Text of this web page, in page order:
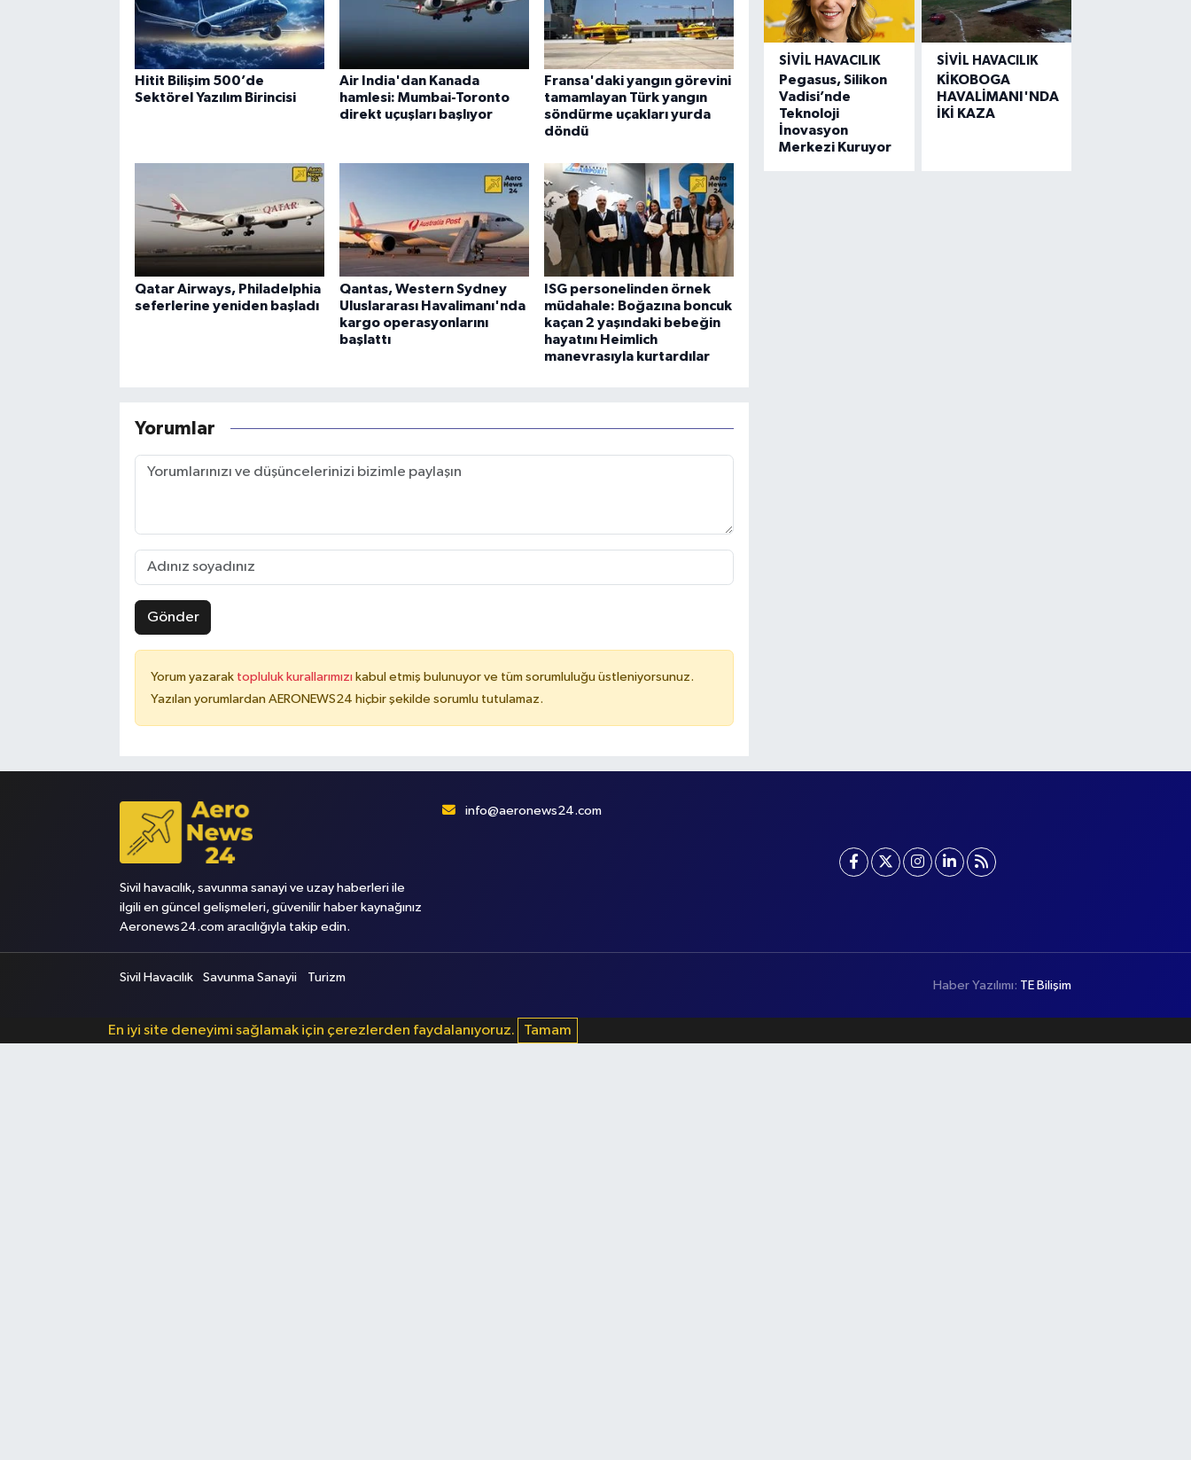
Hitit Bilişim 500’de
Sektörel Yazılım Birincisi
Air India'dan Kanada
hamlesi: Mumbai-Toronto
direkt uçuşları başlıyor
Fransa'daki yangın görevini
tamamlayan Türk yangın
söndürme uçakları yurda
döndü
Qatar Airways, Philadelphia
seferlerine yeniden başladı
Qantas, Western Sydney
Uluslararası Havalimanı'nda
kargo operasyonlarını
başlattı
ISG personelinden örnek
müdahale: Boğazına boncuk
kaçan 2 yaşındaki bebeğin
hayatını Heimlich
manevrasıyla kurtardılar
Yorumlar
Gönder
Yorum yazarak topluluk kurallarımızı kabul etmiş bulunuyor ve tüm sorumluluğu üstleniyorsunuz.
Yazılan yorumlardan AERONEWS24 hiçbir şekilde sorumlu tutulamaz.
SIVIL HAVACILIK
Pegasus, Silikon
Vadisi’nde
Teknoloji
İnovasyon
Merkezi Kuruyor
SIVIL HAVACILIK
KİKOBOGA
HAVALİMANI'NDA
İKİ KAZA
Sivil havacılık, savunma sanayi ve uzay haberleri ile
ilgili en güncel gelişmeleri, güvenilir haber kaynağınız
Aeronews24.com aracılığıyla takip edin.
info@aeronews24.com
Sivil Havacılık Savunma Sanayii Turizm
Haber Yazılımı: TE Bilişim
En iyi site deneyimi sağlamak için çerezlerden faydalanıyoruz. Tamam